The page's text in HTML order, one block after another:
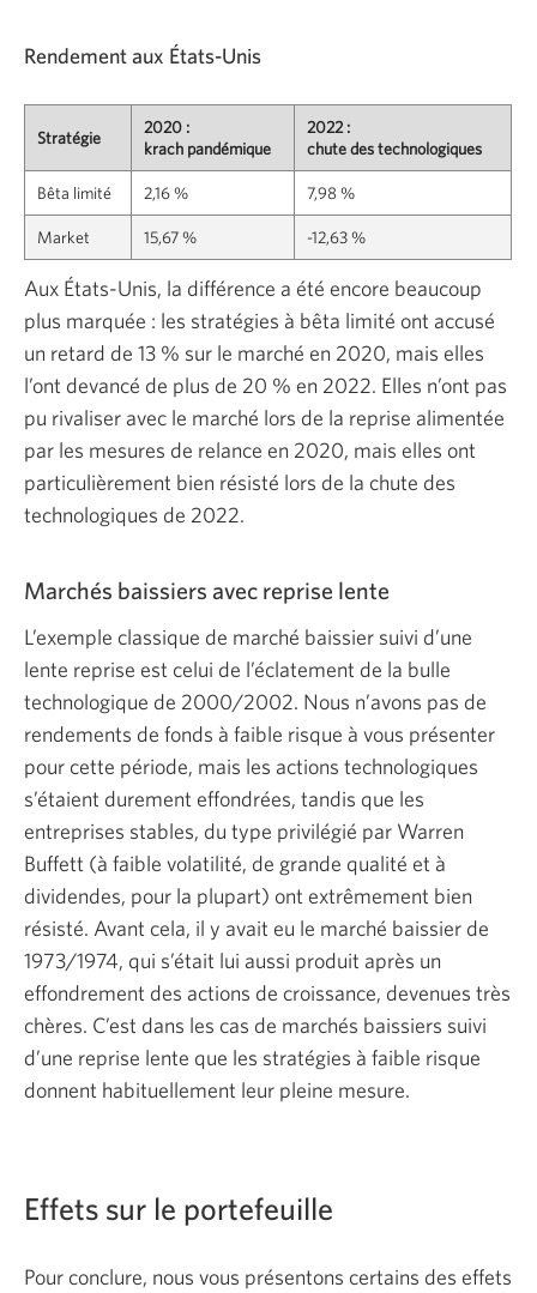
Rendement aux États-Unis
Stratégie
2020 :
krach pandémique
2022 :
chute des technologiques
Bêta limité 2,16 % 7,98 %
Market 15,67 % -12,63 %
Aux États-Unis, la différence a été encore beaucoup
plus marquée : les stratégies à bêta limité ont accusé
un retard de 13 % sur le marché en 2020, mais elles
l’ont devancé de plus de 20 % en 2022. Elles n’ont pas
pu rivaliser avec le marché lors de la reprise alimentée
par les mesures de relance en 2020, mais elles ont
particulièrement bien résisté lors de la chute des
technologiques de 2022.
Marchés baissiers avec reprise lente
L’exemple classique de marché baissier suivi d’une
lente reprise est celui de l’éclatement de la bulle
technologique de 2000/2002. Nous n’avons pas de
rendements de fonds à faible risque à vous présenter
pour cette période, mais les actions technologiques
s’étaient durement effondrées, tandis que les
entreprises stables, du type privilégié par Warren
Buffett (à faible volatilité, de grande qualité et à
dividendes, pour la plupart) ont extrêmement bien
résisté. Avant cela, il y avait eu le marché baissier de
1973/1974, qui s’était lui aussi produit après un
effondrement des actions de croissance, devenues très
chères. C’est dans les cas de marchés baissiers suivi
d’une reprise lente que les stratégies à faible risque
donnent habituellement leur pleine mesure.
Effets sur le portefeuille
Pour conclure, nous vous présentons certains des effets